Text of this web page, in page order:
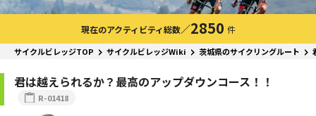
現在のアクティビティ総数／2850 件
サイクルビレッジTOP サイクルビレッジWiki 茨城県のサイクリングルート
君は越えられるか？最高のアップダウンコース！！
R-01418